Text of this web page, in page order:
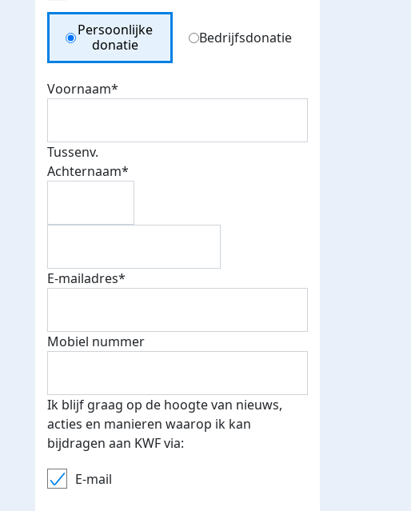
E-mails verstuurd
Top fondsenwerver
Donation Type
Persoonlijke
donatie
Bedrijfsdonatie
Voornaam*
Tussenv.
Achternaam*
E-mailadres*
Mobiel nummer
Ik blijf graag op de hoogte van nieuws,
acties en manieren waarop ik kan
bijdragen aan KWF via:
E-mail